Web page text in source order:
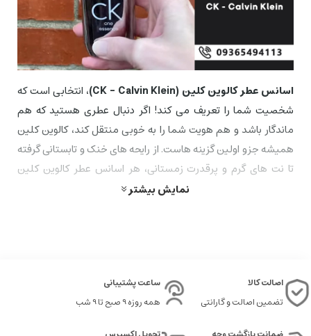
اسانس عطر کالوین کلین (CK - Calvin Klein)
، انتخابی است که
شخصیت شما را تعریف می کند! اگر دنبال عطری هستید که هم
ماندگار باشد و هم هویت شما را به خوبی منتقل کند، کالوین کلین
همیشه جزو اولین گزینه هاست. از رایحه های خنک و تابستانی گرفته
تا نت های گرم و پرقدرت زمستانی، هر اسانس عطر کالوین کلین
داستانی متفاوت برای شما دارد. در این صفحه، با انواع رایحه ها،
معرفی اسانس عطر کلوین کلین
اسانس عطر کالوین کلین از برندهای معروف و محبوب جهانی است
که با ترکیب نت های منحصر به فرد، رایحه ای مدرن و جذاب ارائه می
نمایش بیشتر
اصالت کالا
تضمین اصالت و گارانتی
ساعت پشتیبانی
همه روزه 9 صبح تا 9 شب